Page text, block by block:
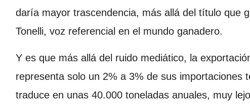
daría mayor trascendencia, más allá del título que
Tonelli, voz referencial en el mundo ganadero.
Y es que más allá del ruido mediático, la
representa solo un 2% a 3% de sus importaciones
traduce en unas 40.000 toneladas anuales, muy